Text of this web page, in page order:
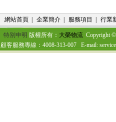
網站首頁 企業簡介 服務項目 行業
特别申明 版權所有： 大榮物流 Copyright
顧客服務專線：4008-313-007 E-mail: